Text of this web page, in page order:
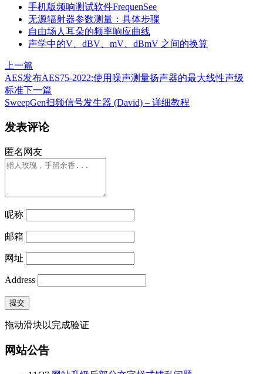
手机版频响测试软件FrequenSee
无源辐射器参数测量：具体步骤
自由场人耳朵的频率响应曲线
声学中的V、dBV、mV、dBmV 之间的换算
上一篇
AES发布AES75-2022:使用噪声测量扬声器的最大线性声级
标准下一篇
SweepGen扫频信号发生器 (David) – 详细教程
发表评论
匿名网友
昵称
邮箱
网址
Address
提交
拖动滑块以完成验证
网站公告